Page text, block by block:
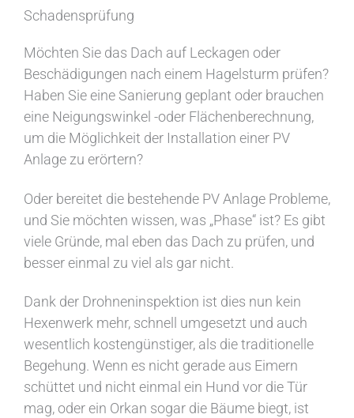
Schadensprüfung
Möchten Sie das Dach auf Leckagen oder
Beschädigungen nach einem Hagelsturm prüfen?
Haben Sie eine Sanierung geplant oder brauchen
eine Neigungswinkel -oder Flächenberechnung,
um die Möglichkeit der Installation einer PV
Anlage zu erörtern?
Oder bereitet die bestehende PV Anlage Probleme,
und Sie möchten wissen, was „Phase“ ist? Es gibt
viele Gründe, mal eben das Dach zu prüfen, und
besser einmal zu viel als gar nicht.
Dank der Drohneninspektion ist dies nun kein
Hexenwerk mehr, schnell umgesetzt und auch
wesentlich kostengünstiger, als die traditionelle
Begehung. Wenn es nicht gerade aus Eimern
schüttet und nicht einmal ein Hund vor die Tür
mag, oder ein Orkan sogar die Bäume biegt, ist